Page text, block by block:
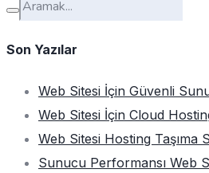
Son Yazılar
Web Sitesi İçin Güvenli
Web Sitesi İçin Cloud
Web Sitesi Hosting Taşıma
Sunucu Performansı Web